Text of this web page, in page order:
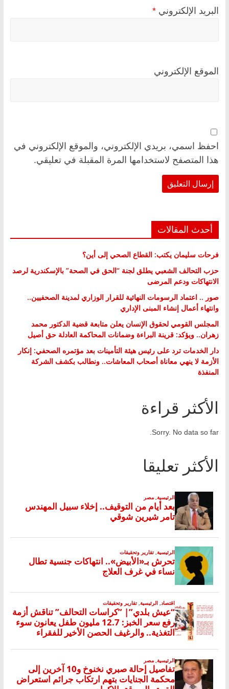
البريد الإلكتروني *
الموقع الإلكتروني
احفظ اسمي، بريدي الإلكتروني، والموقع الإلكتروني في
هذا المتصفح لاستخدامها المرة المقبلة في تعليقي.
أحدث المقالات
فرحات سليمان يكتب: القطاع الصحي إلى أين؟
حزب التحالف الشعبي يطلق لجنة “الحق في الصحة” بالإسكندرية لرصد
الانتهاكات ودعم المرضى
صور .. اعتماد الرسومات النهائية للقرار الوزاري لمدينة الصحفيين..
وانتهاء أعمال إنشاء المبنى الإداري
المجلس القومي لحقوق الإنسان يعلن متابعة قضية الدكتور محمد
زهران.. ويؤكد: قرينة البراءة وضمانات المحاكمة العادلة حق أصيل
دار الخدمات ترد على رئيس هيئة التأمينات بعد مؤتمره الصحفي: إنكار
الأزمة لا ينهي معاناة أصحاب المعاشات.. ونطالب بكشف الشركة
المنفذة
الأكثر قراءة
Sorry. No data so far.
الأكثر تعليقا